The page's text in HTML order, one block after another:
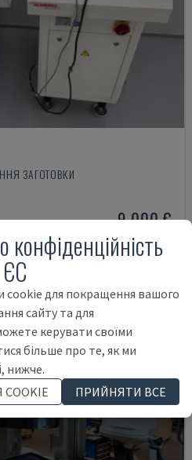
ЗАГОТОВКИ
9.000 €
ЄС
для покращення вашого
сайту та для
керувати своїми
більше про те, як ми
нижче.
ПРИЙНЯТИ ВСЕ